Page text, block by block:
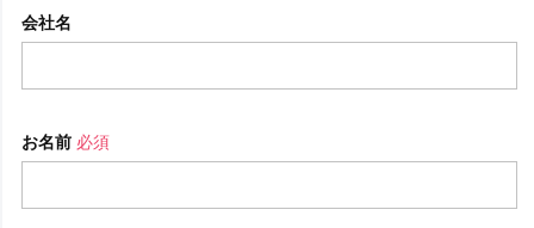
会社名
お名前 必須